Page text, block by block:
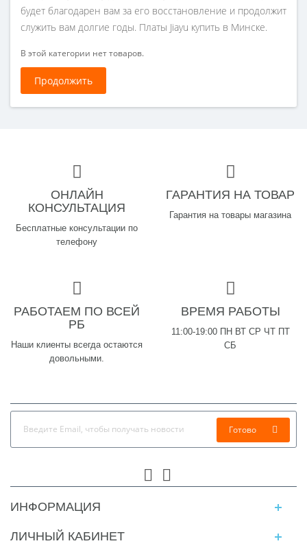
будет благодарен вам за его восстановление и продолжит
служить вам долгие годы. Платы Jiayu купить в Минске.
В этой категории нет товаров.
Продолжить
ОНЛАЙН
КОНСУЛЬТАЦИЯ
Бесплатные консультации по
телефону
ГАРАНТИЯ НА ТОВАР
Гарантия на товары магазина
РАБОТАЕМ ПО ВСЕЙ
РБ
Наши клиенты всегда остаются
довольными.
ВРЕМЯ РАБОТЫ
11:00-19:00 ПН ВТ СР ЧТ ПТ
СБ
Готово
ИНФОРМАЦИЯ
ЛИЧНЫЙ КАБИНЕТ